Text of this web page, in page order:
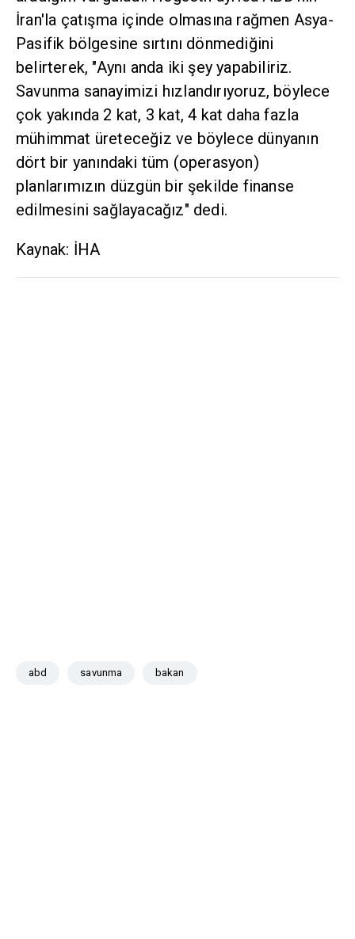
sanayimizi hızlandırıyoruz, böylece çok yakında
2 kat, 3 kat, 4 kat daha fazla mühimmat
üreteceğiz ve böylece dünyanın dört bir
yanındaki tüm (operasyon) planlarımızın düzgün
bir şekilde finanse edilmesini sağlayacağız"
dedi.
Kaynak: İHA